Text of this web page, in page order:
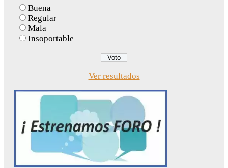
Buena
Regular
Mala
Insoportable
Ver resultados